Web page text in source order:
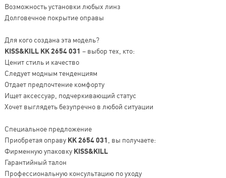
Возможность установки любых линз
Долговечное покрытие оправы
Для кого создана эта модель?
KISS&KILL KK 2654 031 – выбор тех, кто:
Ценит стиль и качество
Следует модным тенденциям
Отдает предпочтение комфорту
Ищет аксессуар, подчеркивающий статус
Хочет выглядеть безупречно в любой ситуации
Специальное предложение
Приобретая оправу KK 2654 031 , вы получаете:
Фирменную упаковку KISS&KILL
Гарантийный талон
Профессиональную консультацию по уходу